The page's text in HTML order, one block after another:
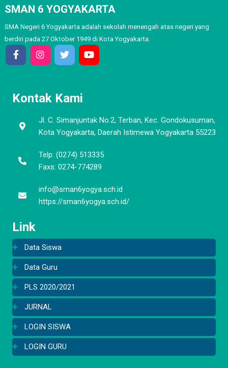
SMAN 6 YOGYAKARTA
SMA Negeri 6 Yogyakarta adalah sekolah menengah atas negeri yang
berdiri pada 27 Oktober 1949 di Kota Yogyakarta.
Kontak Kami
Jl. C. Simanjuntak No.2, Terban, Kec. Gondokusuman,
Kota Yogyakarta, Daerah Istimewa Yogyakarta 55223
Telp: (0274) 513335
Faxs: 0274-774289
info@sman6yogya.sch.id
https://sman6yogya.sch.id/
Link
Data Siswa
Data Guru
PLS 2020/2021
JURNAL
LOGIN SISWA
LOGIN GURU